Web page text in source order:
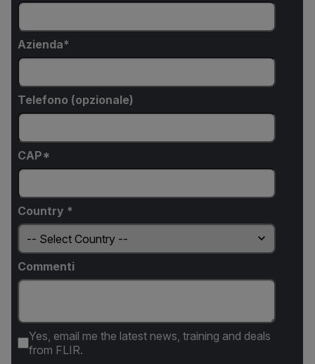
Azienda
Telefono (opzionale)
CAP*
Country *
Commenti
Yes, email me the latest news, training and deals
from FLIR.